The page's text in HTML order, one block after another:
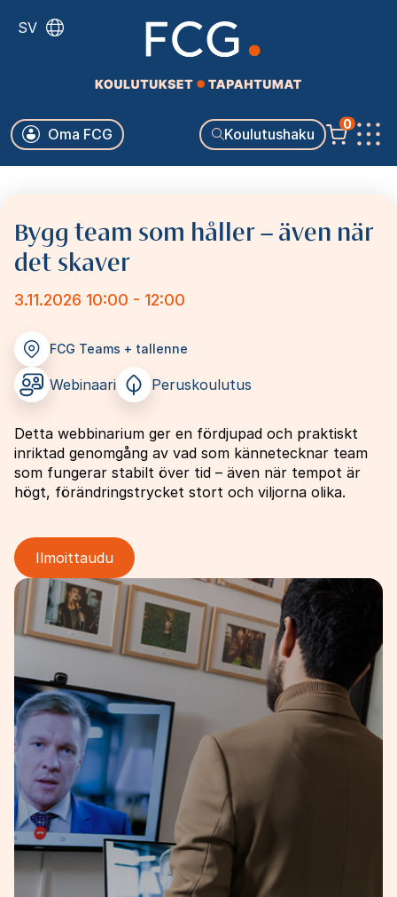
pääsisältöön
SV
Koulutushaku
Käyttäjävalikko
Oma FCG
0
Bygg team som håller – även när
det skaver
3.11.2026 10:00 - 12:00
FCG Teams + tallenne
Webinaari Peruskoulutus
Detta webbinarium ger en fördjupad och praktiskt
inriktad genomgång av vad som kännetecknar team
som fungerar stabilt över tid – även när tempot är
högt, förändringstrycket stort och viljorna olika.
Ilmoittaudu
Image